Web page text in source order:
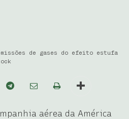
de gases do efeito estufa
aérea da América